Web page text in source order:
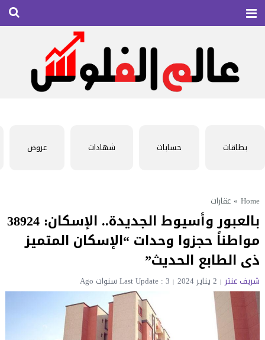
بطاقات حسابات شهادات عروض
Home
» عقارات
بالعبور وأسيوط الجديدة.. الإسكان: 38924
مواطناً حجزوا وحدات “الإسكان المتميز
ذى الطابع الحديث”
شريف عنتر 2 يناير 2024 Last Update : 3 سنوات Ago